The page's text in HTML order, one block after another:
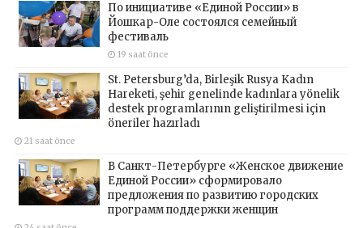
По инициативе «Единой России» в
Йошкар-Оле состоялся семейный
фестиваль
19 saat önce
St. Petersburg’da, Birleşik Rusya Kadın
Hareketi, şehir genelinde kadınlara yönelik
destek programlarının geliştirilmesi için
öneriler hazırladı
21 saat önce
В Санкт-Петербурге «Женское движение
Единой России» сформировало
предложения по развитию городских
программ поддержки женщин